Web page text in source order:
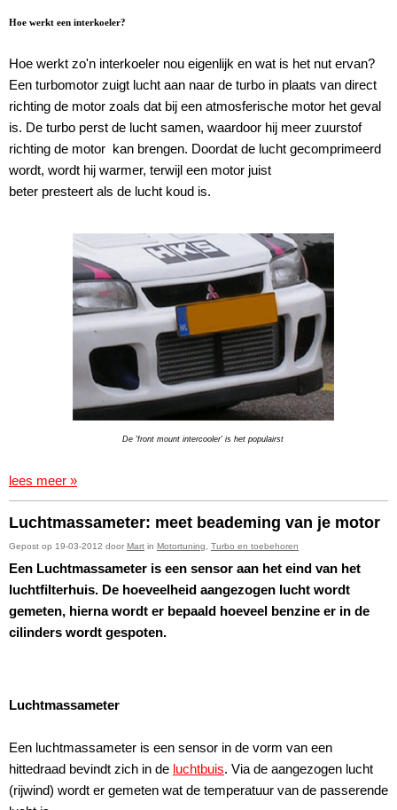
Hoe werkt een interkoeler?
Hoe werkt zo'n interkoeler nou eigenlijk en wat is het nut ervan?
Een turbomotor zuigt lucht aan naar de turbo in plaats van direct
richting de motor zoals dat bij een atmosferische motor het geval
is. De turbo perst de lucht samen, waardoor hij meer zuurstof
richting de motor kan brengen. Doordat de lucht gecomprimeerd
wordt, wordt hij warmer, terwijl een motor juist
beter presteert als de lucht koud is.
De 'front mount intercooler' is het populairst
lees meer »
Luchtmassameter: meet beademing van je motor
Gepost op 19-03-2012 door Mart in Motortuning Turbo en toebehoren
Een Luchtmassameter is een sensor aan het eind van het
luchtfilterhuis. De hoeveelheid aangezogen lucht wordt
gemeten, hierna wordt er bepaald hoeveel benzine er in de
cilinders wordt gespoten.
Luchtmassameter
Een luchtmassameter is een sensor in de vorm van een
hittedraad bevindt zich in de luchtbuis. Via de aangezogen lucht
(rijwind) wordt er gemeten wat de temperatuur van de passerende